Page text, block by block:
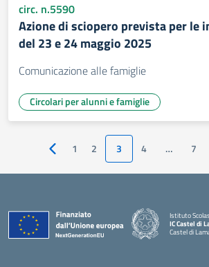
circ. n.5590
Azione di sciopero prevista per le
del 23 e 24 maggio 2025
Comunicazione alle famiglie
Circolari per alunni e famiglie
Pagina precedente
1 2 3 4 … 7
Istituto
IC Castel di
Castel di